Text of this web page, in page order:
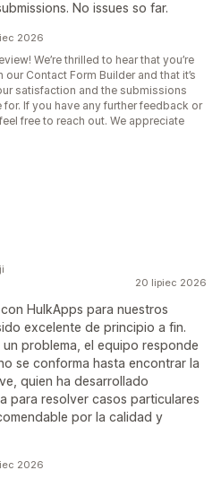
No issues so far.
2026
We’re thrilled to hear that you’re
Contact Form Builder and that it’s
satisfaction and the submissions
If you have any further feedback or
free to reach out. We appreciate
20 lipiec 2026
HulkApps para nuestros
excelente de principio a fin.
problema, el equipo responde
se conforma hasta encontrar la
quien ha desarrollado
para resolver casos particulares
por la calidad y
2026